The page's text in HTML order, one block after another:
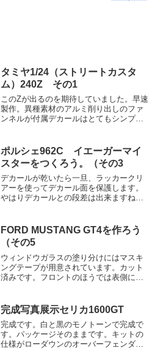
タミヤ1/24（ストリートカスタ
ム）240Z その1
このZが出るのを期待していました。早速
製作。異種素材のアルミ削り出しのファ
ンネルが付属デカールはとてもシンプ
ト。このように帯にしておく。これをも
って模型屋さんに行って追...
ポルシェ962C イエーガーマイ
スターをつくろう。（その3
デカールが乾いたら一旦、ラッカークリ
アーを使ってデカール面を保護します。
やはりデカールとの段差は出来ますね。
る。WAVEの蓋つき塗料カップはこうい
う時に便利でして、溶剤...
FORD MUSTANG GT4を作ろう
（その5
ウィンドウガラスの塗り分けにはマスキ
ングテープが用意されています。カット
済みです。フロントのほうでは表側にも
なのでとてもありがたい。というかこれ
が付いてないキットは地...
完成写真展示セリカ1600GT
完成です。白と黒のモノトーンで完成で
す。パッケージそのままです。キットの
仕様がローダウンのオーバーフェンダー